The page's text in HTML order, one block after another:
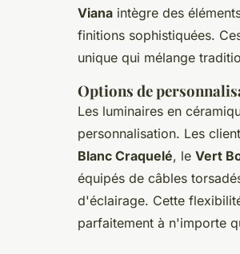
Viana intègre des
finitions sophistiquées.
unique qui mélange
Options de
Les luminaires en
personnalisation. Les
Blanc Craquelé, le Vert
équipés de câbles
d'éclairage. Cette
parfaitement à n'importe